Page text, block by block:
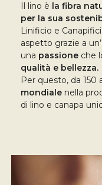
Il lino è la fibra
per la sua
Linificio e
aspetto grazie a un’
una passione che
qualità e bellezza.
Per questo, da 150
mondiale nella
di lino e canapa